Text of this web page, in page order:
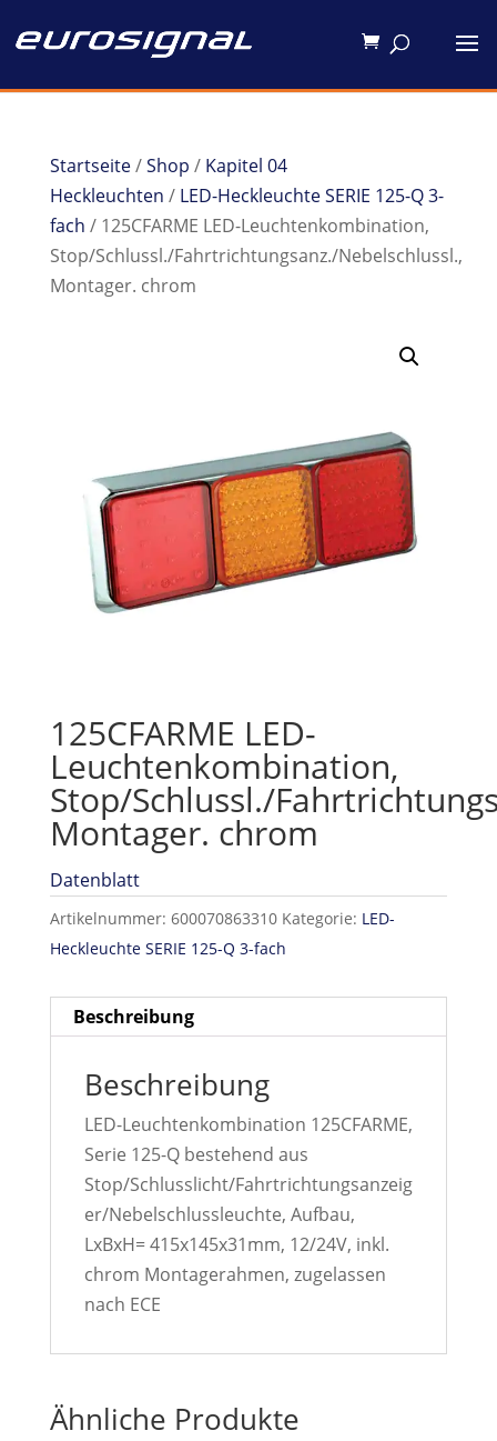
Startseite/Shop / Kapitel 04
Heckleuchten / LED-Heckleuchte SERIE 125-Q 3-
fach / 125CFARME LED-Leuchtenkombination,
Stop/Schlussl./Fahrtrichtungsanz./Nebelschlussl.,
Montager. chrom
125CFARME LED-
Leuchtenkombination,
Stop/Schlussl./
Montager. chrom
Datenblatt
Artikelnummer: 600070863310 Kategorie: LED-
Heckleuchte SERIE 125-Q 3-fach
Beschreibung
Beschreibung
LED-Leuchtenkombination 125CFARME,
Serie 125-Q bestehend aus
Stop/Schlusslicht/Fahrtrichtungsanzeig
er/Nebelschlussleuchte, Aufbau,
LxBxH= 415x145x31mm, 12/24V, inkl.
chrom Montagerahmen, zugelassen
nach ECE
Ähnliche Produkte